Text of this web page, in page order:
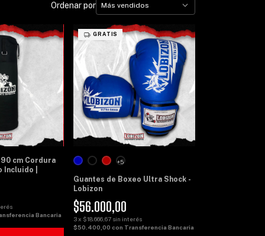
Ordenar por
cm Cordura
Incluido |
Bancaria
GRATIS
Guantes de Boxeo Ultra Shock -
Lobizon
$56.000,00
3 x $18.666,67 sin interés
$50.400,00 con Transferencia Bancaria
+5